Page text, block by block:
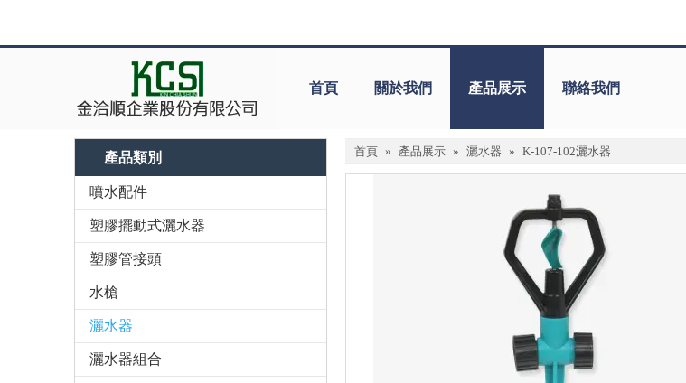
首頁 關於我們 產品展示 聯絡我們
產品類別
噴水配件
塑膠擺動式灑水器
塑膠管接頭
水槍
灑水器
灑水器組合
首頁 » 產品展示 » 灑水器 » K-107-102灑水器